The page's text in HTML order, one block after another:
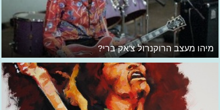
מיהו מעצב הרוקנרול צ'אק ברי?